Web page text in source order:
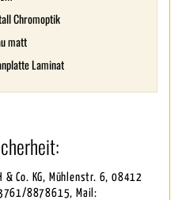
Chromoptik
matt
Laminat
& Co. KG, Mühlenstr. 6, 08412
8878615, Mail: